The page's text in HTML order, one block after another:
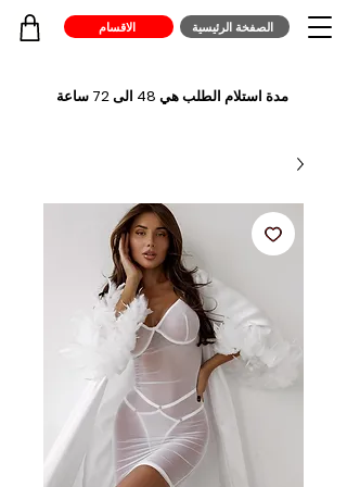
الصفخة الرئيسية الاقسام
مدة استلام الطلب هي 48 الى 72 ساعة